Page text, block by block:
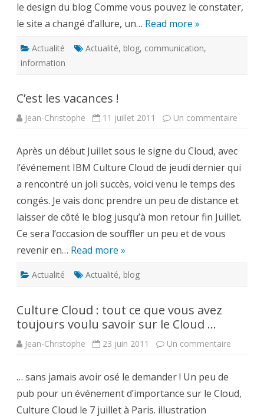
le design du blog Comme vous pouvez le constater,
le site a changé d’allure, un… Read more »
Actualité Actualité, blog, communication,
information
C’est les vacances !
Jean-Christophe 11 juillet 2011 Un commentaire
!
Après un début Juillet sous le signe du Cloud, avec
l’événement IBM Culture Cloud de jeudi dernier qui
a rencontré un joli succès, voici venu le temps des
congés. Je vais donc prendre un peu de distance et
laisser de côté le blog jusqu’à mon retour fin Juillet.
Ce sera l’occasion de souffler un peu et de vous
revenir en… Read more »
Actualité Actualité, blog
Culture Cloud : tout ce que vous avez
toujours voulu savoir sur le Cloud …
Jean-Christophe 23 juin 2011 Un commentaire
que
vous
… sans jamais avoir osé le demander ! Un peu de
pub pour un événement d’importance sur le Cloud,
Culture Cloud le 7 juillet à Paris. illustration